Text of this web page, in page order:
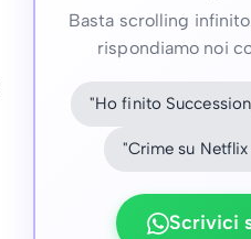
Basta scrolling
rispondiamo noi
"Ho finito
"Crime su
Scrivici